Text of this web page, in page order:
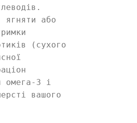
ягняти або
(сухого
омега-3 і
вашого